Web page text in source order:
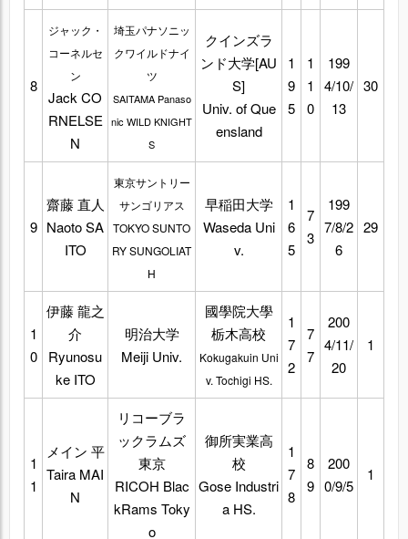
8
ジャック・
コーネルセ
ン
Jack CO
RNELSE
N
埼玉パナソニッ
クワイルドナイ
ツ
SAITAMA Panaso
nic WILD KNIGHT
S
クインズラ
ンド大学[AU
S]
Univ. of Que
ensland
1
9
5
1
1
0
199
4/10/
13
30
9
齋藤 直人
Naoto SA
ITO
東京サントリー
サンゴリアス
TOKYO SUNTO
RY SUNGOLIAT
H
早稲田大学
Waseda Uni
v.
1
6
5
7
3
199
7/8/2
6
29
1
0
伊藤 龍之
介
Ryunosu
ke ITO
明治大学
Meiji Univ.
國學院大學
栃木高校
Kokugakuin Uni
v. Tochigi HS.
1
7
2
7
7
200
4/11/
20
1
1
1
メイン 平
Taira MAI
N
リコーブラ
ックラムズ
東京
RICOH Blac
kRams Toky
o
御所実業高
校
Gose Industri
a HS.
1
7
8
8
9
200
0/9/5
1